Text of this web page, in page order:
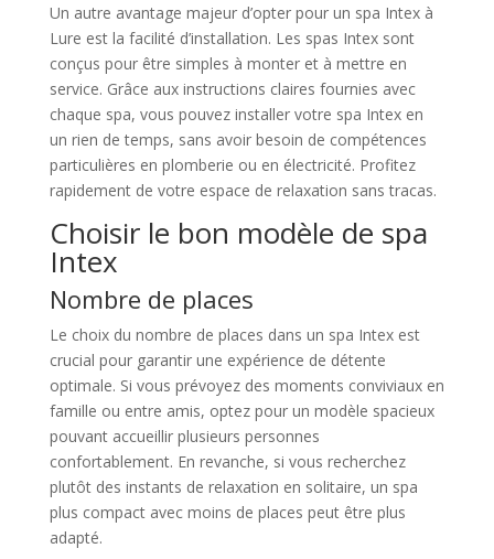
Un autre avantage majeur d’opter pour un spa Intex à
Lure est la facilité d’installation. Les spas Intex sont
conçus pour être simples à monter et à mettre en
service. Grâce aux instructions claires fournies avec
chaque spa, vous pouvez installer votre spa Intex en
un rien de temps, sans avoir besoin de compétences
particulières en plomberie ou en électricité. Profitez
rapidement de votre espace de relaxation sans tracas.
Choisir le bon modèle de spa
Intex
Nombre de places
Le choix du nombre de places dans un spa Intex est
crucial pour garantir une expérience de détente
optimale. Si vous prévoyez des moments conviviaux en
famille ou entre amis, optez pour un modèle spacieux
pouvant accueillir plusieurs personnes
confortablement. En revanche, si vous recherchez
plutôt des instants de relaxation en solitaire, un spa
plus compact avec moins de places peut être plus
adapté.